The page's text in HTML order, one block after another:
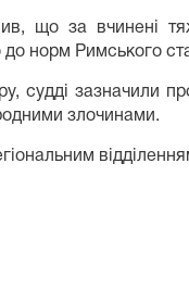
що за вчинені
норм Римського
судді зазначили
злочинами.